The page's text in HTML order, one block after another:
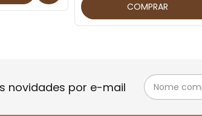
COMPRAR
novidades por e-mail